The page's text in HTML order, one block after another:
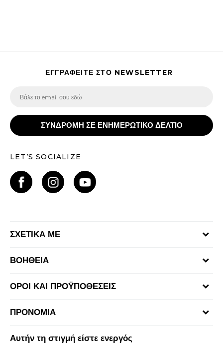
ΕΓΓΡΑΦΕΙΤΕ ΣΤΟ NEWSLETTER
ΣΥΝΔΡΟΜΗ ΣΕ ΕΝΗΜΕΡΩΤΙΚΟ ΔΕΛΤΙΟ
LET’S SOCIALIZE
ΣΧΕΤΙΚΑ ΜΕ
Καταστήματα
ΒΟΗΘΕΙΑ
Αποστολή & Παράδοση
ΟΡΟΙ ΚΑΙ ΠΡΟΫΠΟΘΕΣΕΙΣ
Πολιτική cookies
ΠΡΟΝΟΜΙΑ
Αυτήν τη στιγμή είστε ενεργός